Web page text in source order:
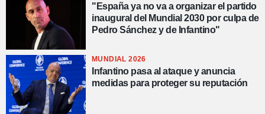
"España ya no va a organizar el partido
inaugural del Mundial 2030 por culpa de
Pedro Sánchez y de Infantino"
MUNDIAL 2026
Infantino pasa al ataque y anuncia
medidas para proteger su reputación